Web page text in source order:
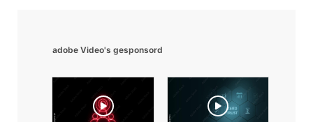
adobe Video's gesponsord